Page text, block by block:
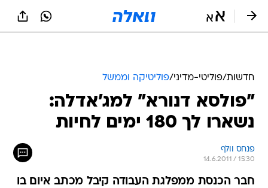
חדשות/פוליטי-מדיני/פוליטיקה וממשל
"פולסא דנורא" למג'אדלה:
נשארו לך 180 ימים לחיות
פנחס וולף
14.6.2011 / 15:30
חבר הכנסת ממפלגת העבודה קיבל מכתב איום בו